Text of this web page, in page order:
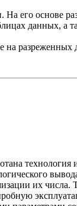
его основе
данных, а
на разреженных
технология
их числа.